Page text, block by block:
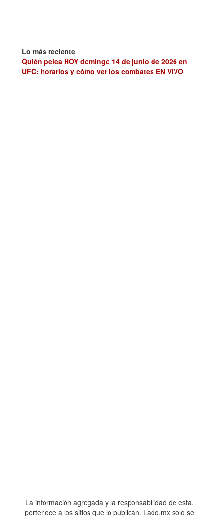
Lo más reciente
Quién pelea HOY domingo 14 de junio de 2026 en
UFC: horarios y cómo ver los combates EN VIVO
La información agregada y la responsabilidad de esta,
pertenece a los sitios que lo publican. Lado.mx solo se